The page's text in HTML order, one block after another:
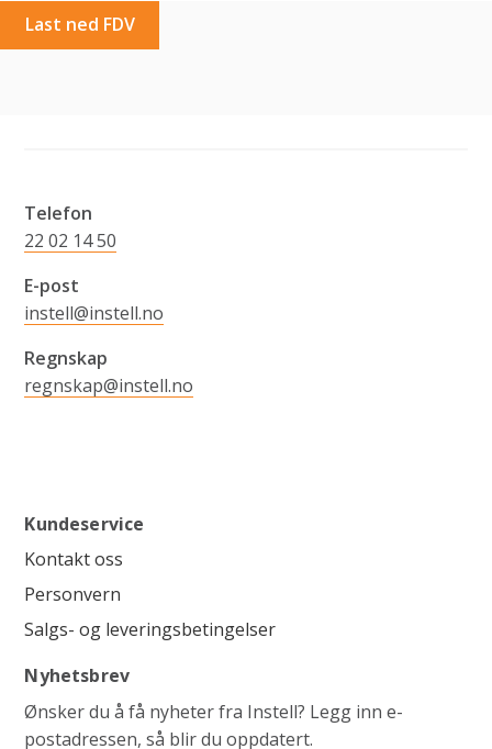
Last ned FDV
Telefon
22 02 14 50
E-post
instell@instell.no
Regnskap
regnskap@instell.no
Kundeservice
Kontakt oss
Personvern
Salgs- og leveringsbetingelser
Nyhetsbrev
Ønsker du å få nyheter fra Instell? Legg inn e-
postadressen, så blir du oppdatert.